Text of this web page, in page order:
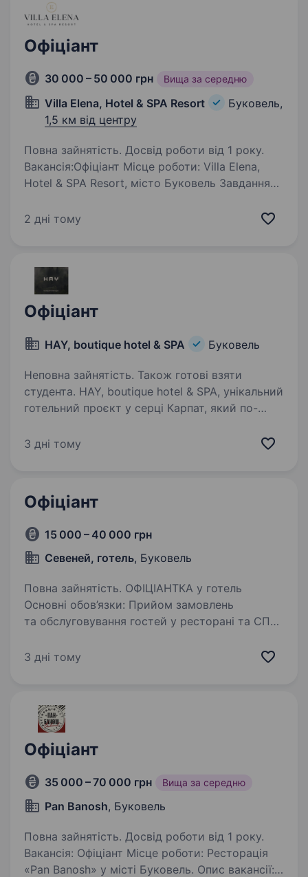
Офіціант
30 000 – 50 000 грн Вища за середню
Villa Elena, Hotel & SPA Resort
Буковель,
1,5 км від центру
Повна зайнятість. Досвід роботи від 1 року.
Вакансія:Офіціант Місце роботи: Villa Elena,
Hotel & SPA Resort, місто Буковель Завдання
в ресторані готелю Прийом замовлень і їх
2 дні тому
Офіціант
HAY, boutique hotel & SPA Буковель
Неповна зайнятість. Також готові взяти
студента. HAY, boutique hotel & SPA, унікальний
готельний проєкт у серці Карпат, який по-
та традицій. Наша місія — не просто створити
3 дні тому
Офіціант
15 000 – 40 000 грн
Севеней, готель, Буковель
Повна зайнятість. ОФІЦІАНТКА у готель
Основні обов’язки: Прийом замовлень
та обслуговування гостей у ресторані та СПА-
алкоголь Проведення розрахунків Підтримка
3 дні тому
Офіціант
35 000 – 70 000 грн Вища за середню
Pan Banosh, Буковель
Повна зайнятість. Досвід роботи від 1 року.
Вакансія: Офіціант Місце роботи: Ресторація
«Pan Banosh» у місті Буковель. Опис вакансії: